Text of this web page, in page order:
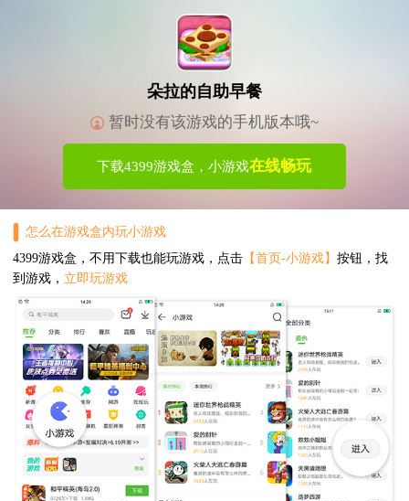
朵拉的自助早餐
暂时没有该游戏的手机版本哦~
下载4399游戏盒，小游戏在线畅玩
怎么在游戏盒内玩小游戏
4399游戏盒，不用下载也能玩游戏，点击【首页-小游戏】 按钮，找
到游戏， 立即玩游戏